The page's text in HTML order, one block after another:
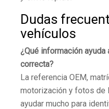
Dudas
vehículos
¿Qué información
correcta?
La referencia OEM,
motorización y fotos de
ayudar mucho para